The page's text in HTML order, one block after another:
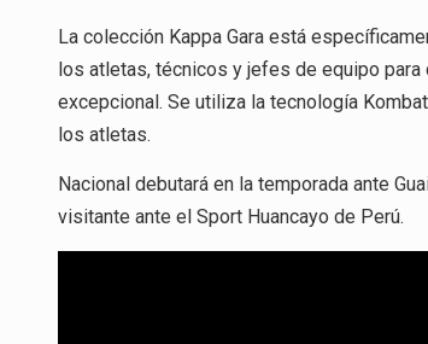
La colección Kappa Gara está
los atletas, técnicos y jefes de equipo
excepcional. Se utiliza la tecnología
los atletas.
Nacional debutará en la temporada ante
visitante ante el Sport Huancayo de Perú.